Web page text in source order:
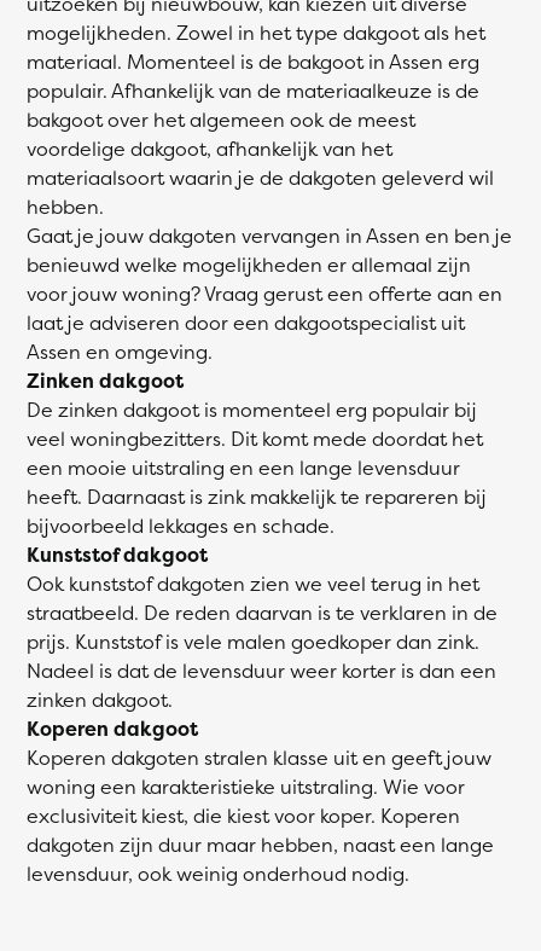
mogelijkheden. Zowel in het type dakgoot als het
materiaal. Momenteel is de bakgoot in Assen erg
populair. Afhankelijk van de materiaalkeuze is de
bakgoot over het algemeen ook de meest
voordelige dakgoot, afhankelijk van het
materiaalsoort waarin je de dakgoten geleverd wil
hebben.
Gaat je jouw dakgoten vervangen in Assen en ben je
benieuwd welke mogelijkheden er allemaal zijn
voor jouw woning? Vraag gerust een offerte aan en
laat je adviseren door een dakgootspecialist uit
Assen en omgeving.
Zinken dakgoot
De zinken dakgoot is momenteel erg populair bij
veel woningbezitters. Dit komt mede doordat het
een mooie uitstraling en een lange levensduur
heeft. Daarnaast is zink makkelijk te repareren bij
bijvoorbeeld lekkages en schade.
Kunststof dakgoot
Ook kunststof dakgoten zien we veel terug in het
straatbeeld. De reden daarvan is te verklaren in de
prijs. Kunststof is vele malen goedkoper dan zink.
Nadeel is dat de levensduur weer korter is dan een
zinken dakgoot.
Koperen dakgoot
Koperen dakgoten stralen klasse uit en geeft jouw
woning een karakteristieke uitstraling. Wie voor
exclusiviteit kiest, die kiest voor koper. Koperen
dakgoten zijn duur maar hebben, naast een lange
levensduur, ook weinig onderhoud nodig.